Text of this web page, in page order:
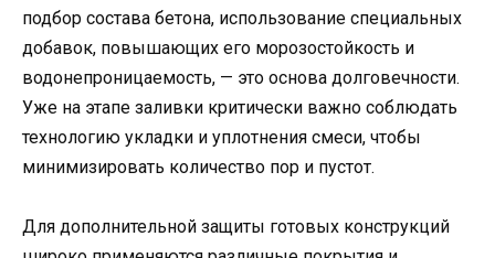
подбор состава бетона, использование специальных
добавок, повышающих его морозостойкость и
водонепроницаемость, — это основа долговечности.
Уже на этапе заливки критически важно соблюдать
технологию укладки и уплотнения смеси, чтобы
минимизировать количество пор и пустот.
Для дополнительной защиты готовых конструкций